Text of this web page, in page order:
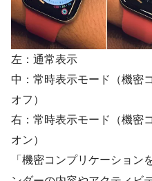
左：通常表示
中：常時表示モード（機密
オフ）
右：常時表示モード（機密
オン）
「機密コンプリケーション